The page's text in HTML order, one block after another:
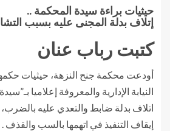
حيثيات براءة سيدة المحكمة ..
إتلاف بدلة المجنى عليه بسبب
كتبت رباب عنان
أودعت محكمة جنح النزهة، حيثيات
النيابة الإدارية والمعروفة إعلاميا
اتلاف بدلة ضابط والتعدي عليه
إيقاف التنفيذ في اتهمها بالسب والقذف .